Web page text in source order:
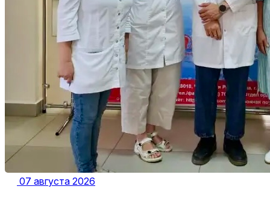
07 августа 2026